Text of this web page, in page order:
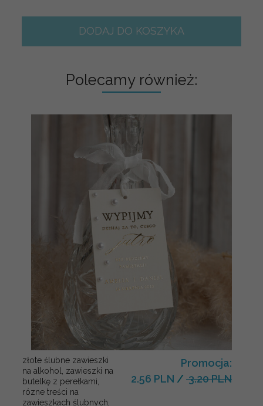
DODAJ DO KOSZYKA
Polecamy również:
złote ślubne zawieszki
na alkohol, zawieszki na
butelkę z perełkami,
rózne treści na
zawieszkach ślubnych,
Promocja:
2.56 PLN / 3.20 PLN